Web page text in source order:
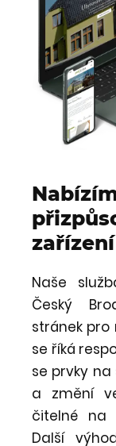
zařízení
Naše
Český
stránek pro
se říká
se prvky
a změní
čitelné na
Další